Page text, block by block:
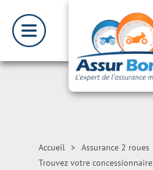
Accueil > Assurance 2 roues
Trouvez votre concessionnaire